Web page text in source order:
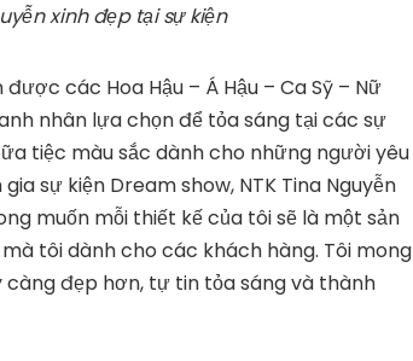
xinh đẹp tại sự kiện
các Hoa Hậu – Á Hậu – Ca Sỹ – Nữ
nhân lựa chọn để tỏa sáng tại các sự
tiệc màu sắc dành cho những người yêu
sự kiện Dream show, NTK Tina Nguyễn
muốn mỗi thiết kế của tôi sẽ là một sản
tôi dành cho các khách hàng. Tôi mong
đẹp hơn, tự tin tỏa sáng và thành